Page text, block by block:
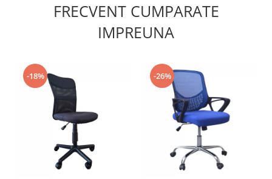
FRECVENT CUMPARATE
IMPREUNA
-18% -26%